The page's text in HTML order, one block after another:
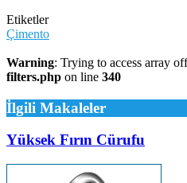
Etiketler
Çimento
Warning: Trying to access array
filters.php on line 340
İlgili Makaleler
Yüksek Fırın Cürufu